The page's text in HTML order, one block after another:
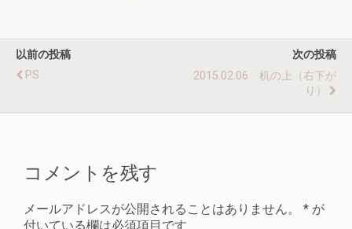
以前の投稿
PS
次の投稿
2015.02.06 机の上（右下が
り）
コメントを残す
メールアドレスが公開されることはありません。 * が
付いている欄は必須項目です